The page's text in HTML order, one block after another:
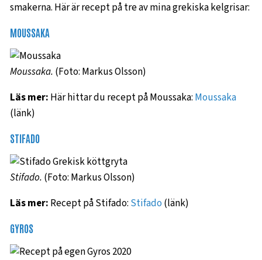
smakerna. Här är recept på tre av mina grekiska kelgrisar:
MOUSSAKA
Moussaka. (Foto: Markus Olsson)
Läs mer: Här hittar du recept på Moussaka: Moussaka
(länk)
STIFADO
Stifado. (Foto: Markus Olsson)
Läs mer: Recept på Stifado: Stifado (länk)
GYROS